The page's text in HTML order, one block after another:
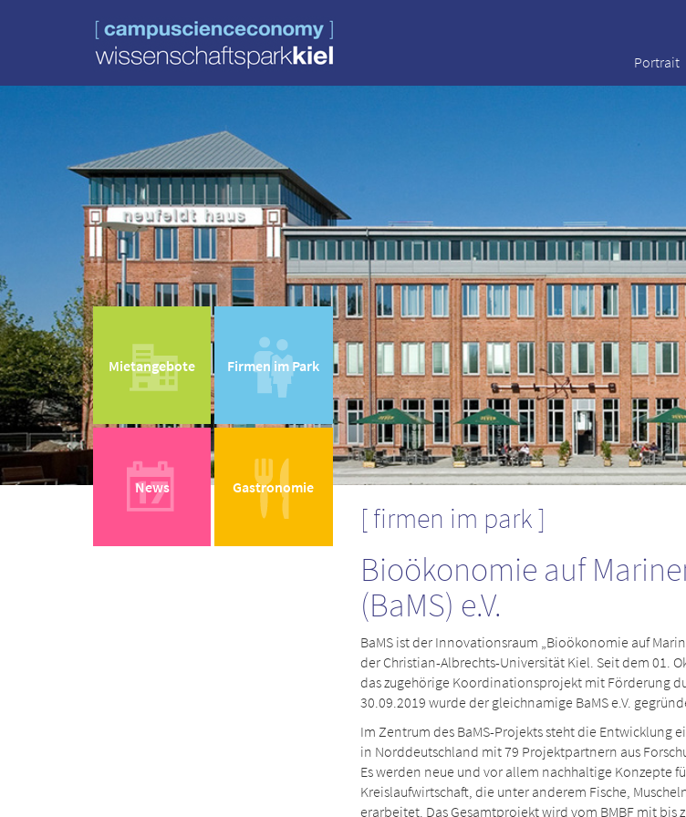
Portrait
Mietangebote Firmen im Park
News Gastronomie
firmen im park
Bioökonomie auf
(BaMS) e.V.
BaMS ist der Innovationsraum „Bioökonomie auf
der Christian-Albrechts-Universität Kiel. Seit dem 01.
das zugehörige Koordinationsprojekt mit Förderung
30.09.2019 wurde der gleichnamige BaMS e.V.
Im Zentrum des BaMS-Projekts steht die Entwicklung
in Norddeutschland mit 79 Projektpartnern aus
Es werden neue und vor allem nachhaltige Konzepte
Kreislaufwirtschaft, die unter anderem Fische,
erarbeitet. Das Gesamtprojekt wird vom BMBF mit bis